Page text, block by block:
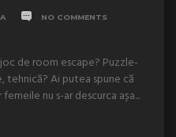
NO COMMENTS
de room escape? Puzzle-
tehnică? Ai putea spune că
nu s-ar descurca așa...